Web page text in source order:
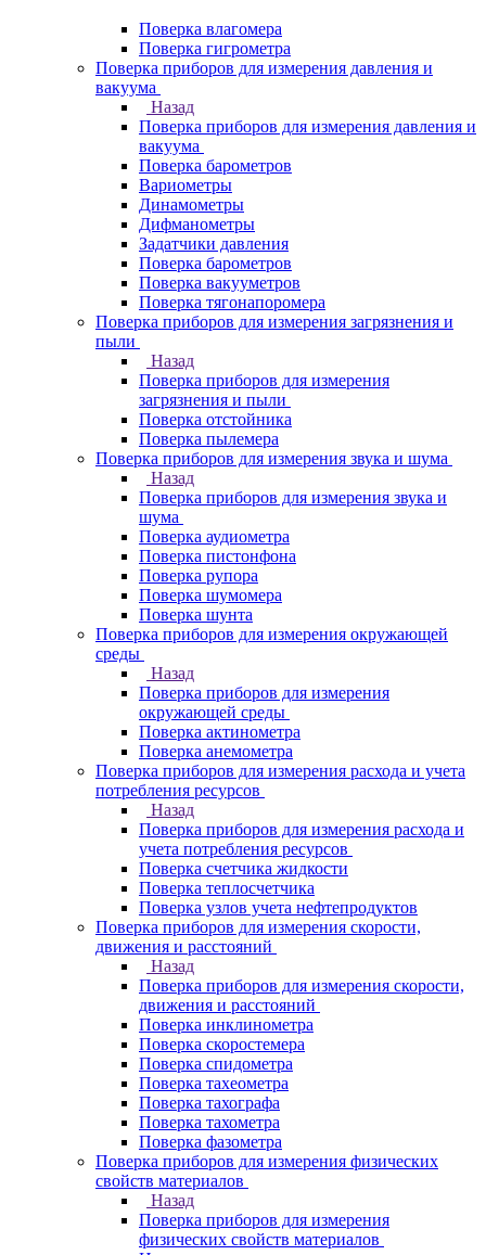
Поверка влагомера
Поверка гигрометра
Поверка приборов для измерения давления и
вакуума
Назад
Поверка приборов для измерения давления и
вакуума
Поверка барометров
Вариометры
Динамометры
Дифманометры
Задатчики давления
Поверка барометров
Поверка вакууметров
Поверка тягонапоромера
Поверка приборов для измерения загрязнения и
пыли
Назад
Поверка приборов для измерения
загрязнения и пыли
Поверка отстойника
Поверка пылемера
Поверка приборов для измерения звука и шума
Назад
Поверка приборов для измерения звука и
шума
Поверка аудиометра
Поверка пистонфона
Поверка рупора
Поверка шумомера
Поверка шунта
Поверка приборов для измерения окружающей
среды
Назад
Поверка приборов для измерения
окружающей среды
Поверка актинометра
Поверка анемометра
Поверка приборов для измерения расхода и учета
потребления ресурсов
Назад
Поверка приборов для измерения расхода и
учета потребления ресурсов
Поверка счетчика жидкости
Поверка теплосчетчика
Поверка узлов учета нефтепродуктов
Поверка приборов для измерения скорости,
движения и расстояний
Назад
Поверка приборов для измерения скорости,
движения и расстояний
Поверка инклинометра
Поверка скоростемера
Поверка спидометра
Поверка тахеометра
Поверка тахографа
Поверка тахометра
Поверка фазометра
Поверка приборов для измерения физических
свойств материалов
Назад
Поверка приборов для измерения
физических свойств материалов